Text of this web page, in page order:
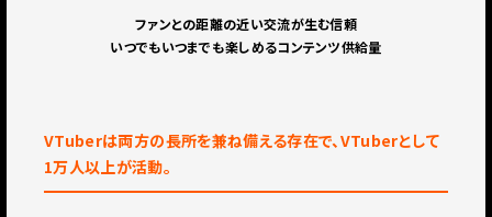
ファンとの距離の近い交流が生む信頼
いつでもいつまでも楽しめるコンテンツ供給量
VTuberは両方の長所を兼ね備える存在で、VTuberとして
1万人以上が活動。